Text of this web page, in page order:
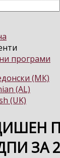
програми
ЗА